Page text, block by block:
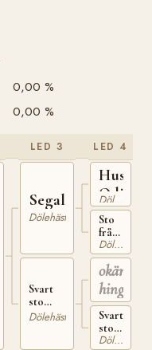
0,00 %
0,00 %
LED 3
Segalstadhingsten
Dölehäst
Svart
sto
född på
Dölehäst
LED 4
Odin
Dölehäst
Sto
från
Segelstad
i
Gausdal
Dölehäst
okänd
hingst
Svart
sto
föddDölehäst